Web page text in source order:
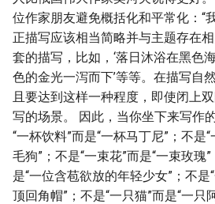
位作家朋友避免概括化和平常化：“
正描写应该相当简略并与主题存在
套的描写，比如，‘落日沐浴在黑色
色的金光一泻而下’等等。在描写自
且要达到这样一种程度，即使闭上
写的场景。 因此，当你坐下来写作
“一杯饮料”而是“一杯马丁尼”；不是
毛狗”；不是“一束花”而是“一束玫瑰
是“一位含苞欲放的年轻少女”；不是
顶回角帽”；不是“一只猫”而是“一只